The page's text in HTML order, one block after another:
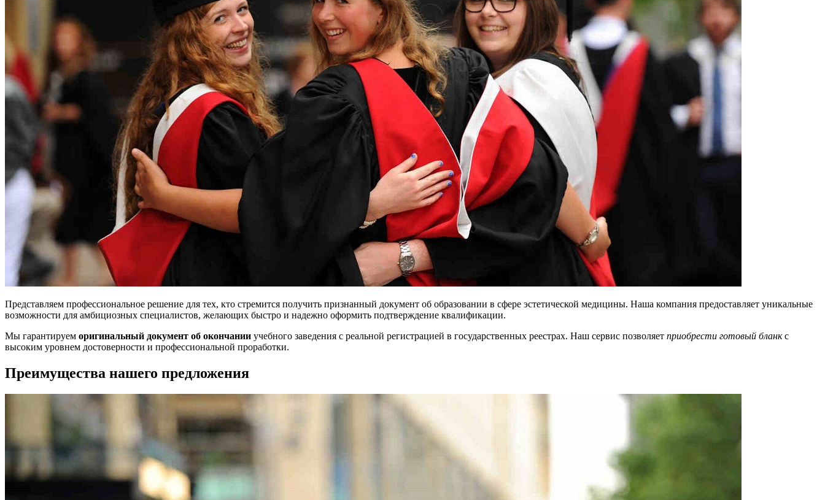
Представляем профессиональное решение для тех, кто стремится получить признанный документ об образовании в сфере эстетической медицины. Наша компания предоставляет уникальные
возможности для амбициозных специалистов, желающих быстро и надежно оформить подтверждение квалификации.
Мы гарантируем оригинальный документ об окончании учебного заведения с реальной регистрацией в государственных реестрах. Наш сервис позволяет приобрести готовый бланкс
высоким уровнем достоверности и профессиональной проработки.
Преимущества нашего предложения